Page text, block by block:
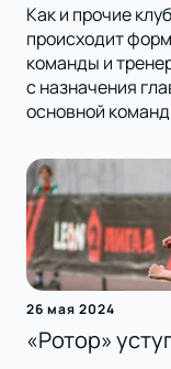
Как и прочие
происходит
команды и
с назначения
основной
26 мая 2024
«Ротор»